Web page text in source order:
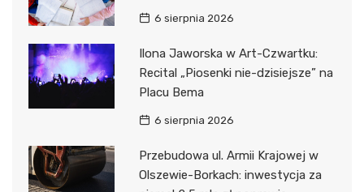
6 sierpnia 2026
Ilona Jaworska w Art-Czwartku:
Recital „Piosenki nie-dzisiejsze” na
Placu Bema
6 sierpnia 2026
Przebudowa ul. Armii Krajowej w
Olszewie-Borkach: inwestycja za